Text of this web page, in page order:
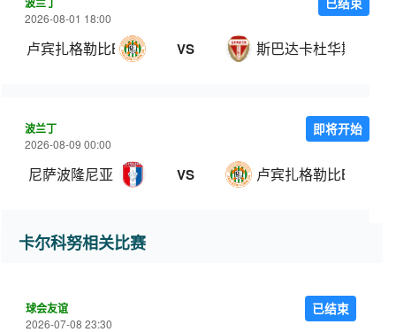
2026-08-01 18:00
卢宾扎格勒比B队 VS 斯巴达卡杜华斯
波兰丁
2026-08-09 00:00
尼萨波隆尼亚 VS 卢宾扎格勒比B队
即将开始
卡尔科努相关比赛
球会友谊
2026-07-08 23:30
已结束